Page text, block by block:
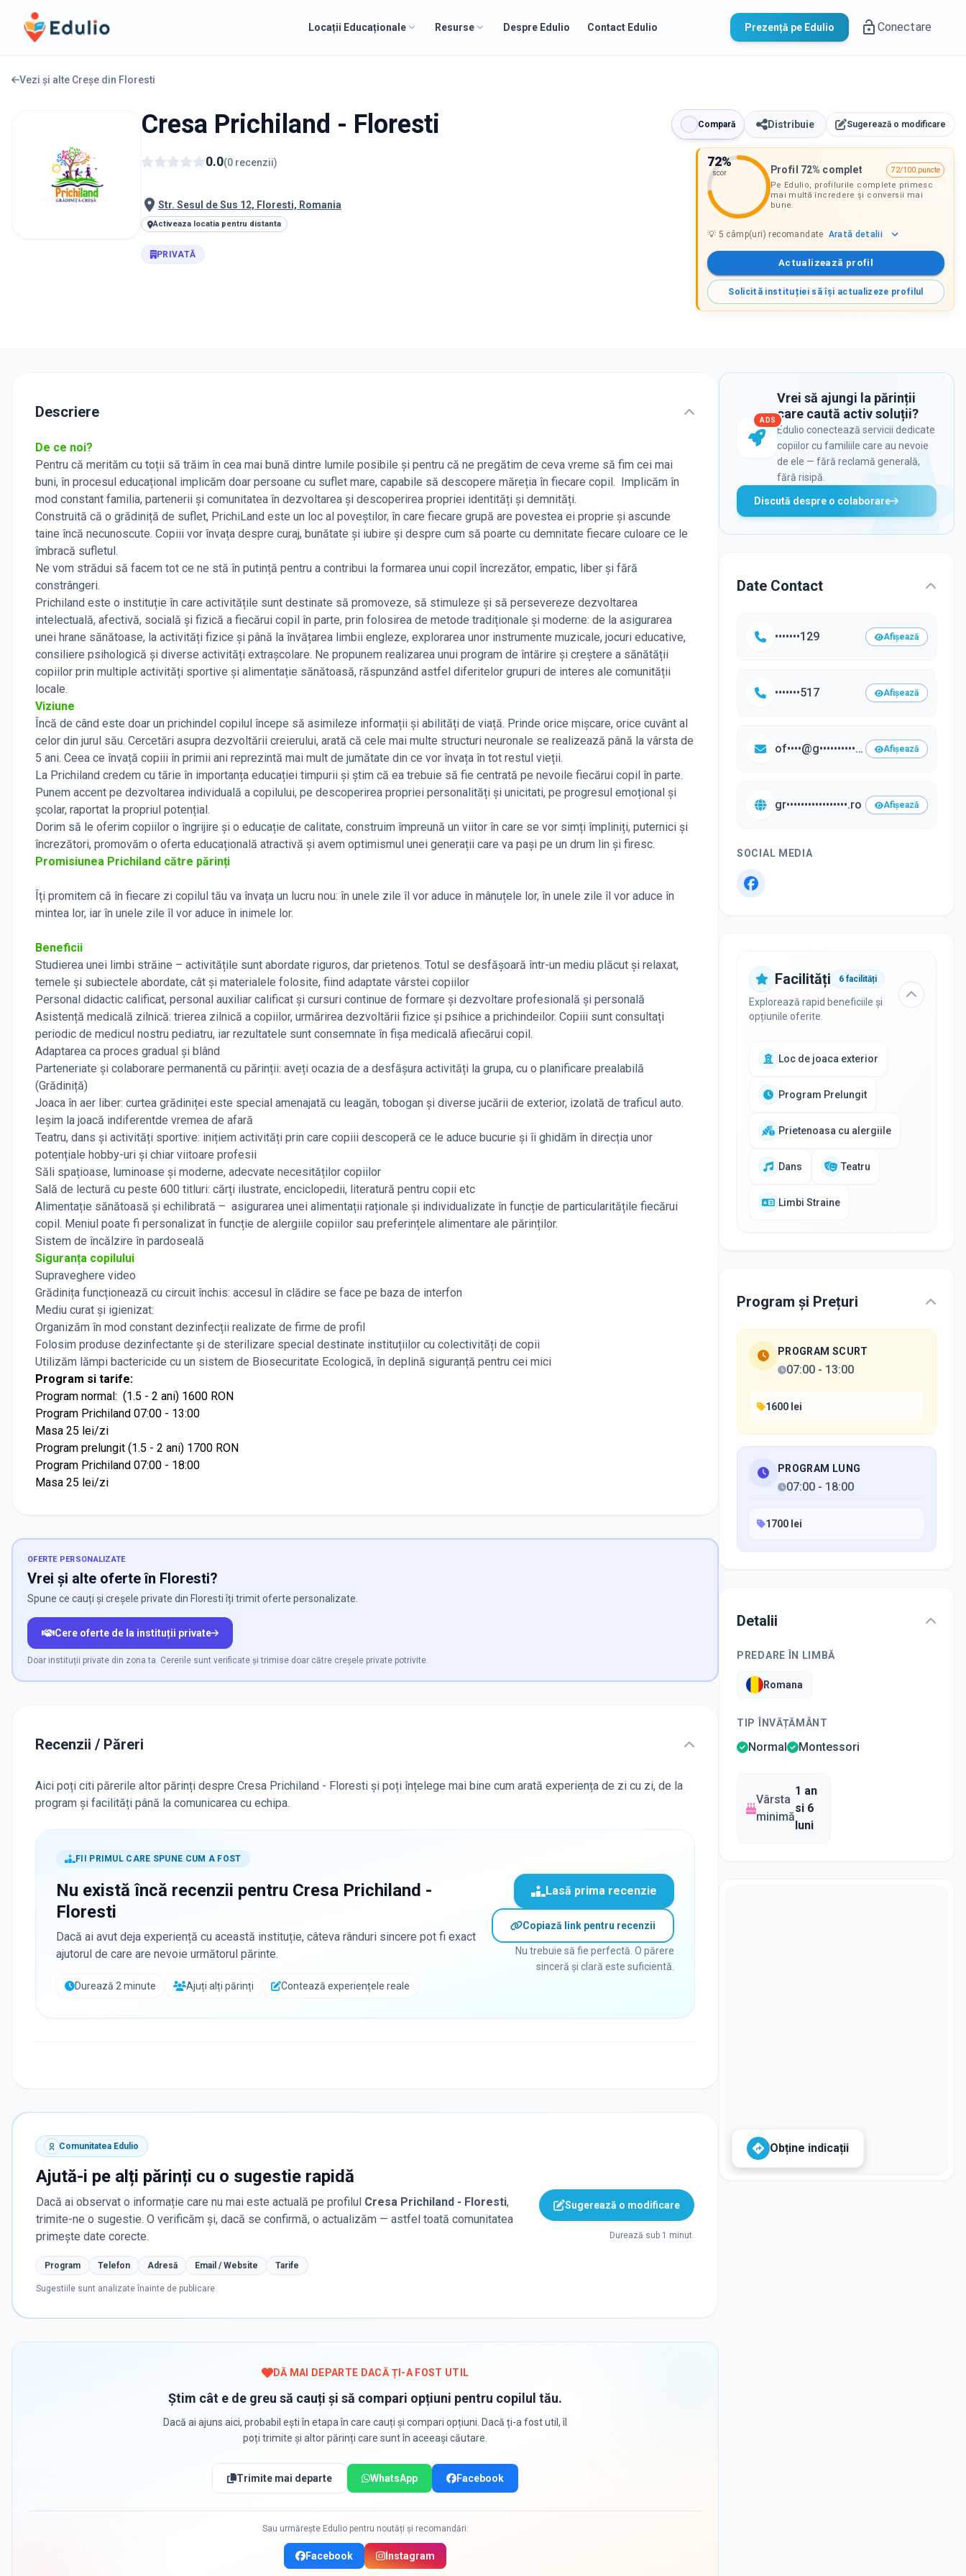
Edulio
Locații Educaționale Resurse Despre Edulio Contact Edulio Prezență pe Edulio Conectare
Vezi și alte Creșe din Floresti
Cresa Prichiland - Floresti Compară Distribuie Sugerează o modificare
0.0(0 recenzii)
Str. Sesul de Sus 12, Floresti, Romania
Activeaza locatia pentru distanta
PRIVATĂ
72%
scor Profil 72% complet
72/100 puncte
Pe Edulio, profilurile complete primesc
mai multă încredere și conversii mai
bune.
💡 5 câmp(uri) recomandate Arată detalii
Actualizează profil
Solicită instituției să își actualizeze profilul
Descriere
De ce noi?
Pentru că merităm cu toții să trăim în cea mai bună dintre lumile posibile și pentru că ne pregătim de ceva vreme să fim cei mai
buni, în procesul educațional implicăm doar persoane cu suflet mare, capabile să descopere măreția în fiecare copil. Implicăm în
mod constant familia, partenerii și comunitatea în dezvoltarea și descoperirea propriei identități și demnități.
Construită că o grădiniță de suflet, PrichiLand este un loc al poveștilor, în care fiecare grupă are povestea ei proprie și ascunde
taine încă necunoscute. Copiii vor învața despre curaj, bunătate și iubire și despre cum să poarte cu demnitate fiecare culoare ce le
îmbracă sufletul.
Ne vom strădui să facem tot ce ne stă în putință pentru a contribui la formarea unui copil încrezător, empatic, liber și fără
constrângeri.
Prichiland este o instituție în care activitățile sunt destinate să promoveze, să stimuleze și să persevereze dezvoltarea
intelectuală, afectivă, socială și fizică a fiecărui copil în parte, prin folosirea de metode tradiționale și moderne: de la asigurarea
unei hrane sănătoase, la activități fizice și până la învățarea limbii engleze, explorarea unor instrumente muzicale, jocuri educative,
consiliere psihologică și diverse activități extrașcolare. Ne propunem realizarea unui program de întărire și creștere a sănătății
copiilor prin multiple activități sportive și alimentație sănătoasă, răspunzând astfel diferitelor grupuri de interes ale comunității
locale.
Viziune
Încă de când este doar un prichindel copilul începe să asimileze informații și abilități de viață. Prinde orice mișcare, orice cuvânt al
celor din jurul său. Cercetări asupra dezvoltării creierului, arată că cele mai multe structuri neuronale se realizează până la vârsta de
5 ani. Ceea ce învață copiii în primii ani reprezintă mai mult de jumătate din ce vor învața în tot restul vieții.
La Prichiland credem cu tărie în importanța educației timpurii și știm că ea trebuie să fie centrată pe nevoile fiecărui copil în parte.
Punem accent pe dezvoltarea individuală a copilului, pe descoperirea propriei personalități și unicitati, pe progresul emoțional și
școlar, raportat la propriul potențial.
Dorim să le oferim copiilor o îngrijire și o educație de calitate, construim împreună un viitor în care se vor simți împliniți, puternici și
încrezători, promovăm o oferta educațională atractivă și avem optimismul unei generații care va pași pe un drum lin și firesc.
Promisiunea Prichiland către părinți
Îți promitem că în fiecare zi copilul tău va învața un lucru nou: în unele zile îl vor aduce în mânuțele lor, în unele zile îl vor aduce în
mintea lor, iar în unele zile îl vor aduce în inimele lor.
Beneficii
Studierea unei limbi străine – activitățile sunt abordate riguros, dar prietenos. Totul se desfășoară într-un mediu plăcut și relaxat,
temele și subiectele abordate, cât și materialele folosite, fiind adaptate vârstei copiilor
Personal didactic calificat, personal auxiliar calificat și cursuri continue de formare și dezvoltare profesională și personală
Asistență medicală zilnică: trierea zilnică a copiilor, urmărirea dezvoltării fizice și psihice a prichindeilor. Copiii sunt consultați
periodic de medicul nostru pediatru, iar rezultatele sunt consemnate în fișa medicală afiecărui copil.
Adaptarea ca proces gradual și blând
Parteneriate și colaborare permanentă cu părinții: aveți ocazia de a desfășura activități la grupa, cu o planificare prealabilă
(Grădiniță)
Joaca în aer liber: curtea grădiniței este special amenajată cu leagăn, tobogan și diverse jucării de exterior, izolată de traficul auto.
Ieșim la joacă indiferentde vremea de afară
Teatru, dans și activități sportive: inițiem activități prin care copiii descoperă ce le aduce bucurie și îi ghidăm în direcția unor
potențiale hobby-uri și chiar viitoare profesii
Săli spațioase, luminoase și moderne, adecvate necesităților copiilor
Sală de lectură cu peste 600 titluri: cărți ilustrate, enciclopedii, literatură pentru copii etc
Alimentație sănătoasă și echilibrată – asigurarea unei alimentații raționale și individualizate în funcție de particularitățile fiecărui
copil. Meniul poate fi personalizat în funcție de alergiile copiilor sau preferințele alimentare ale părinților.
Sistem de încălzire în pardoseală
Siguranța copilului
Supraveghere video
Grădinița funcționează cu circuit închis: accesul în clădire se face pe baza de interfon
Mediu curat și igienizat:
Organizăm în mod constant dezinfecții realizate de firme de profil
Folosim produse dezinfectante și de sterilizare special destinate instituțiilor cu colectivități de copii
Utilizăm lămpi bactericide cu un sistem de Biosecuritate Ecologică, în deplină siguranță pentru cei mici
Program si tarife:
Program normal: (1.5 - 2 ani) 1600 RON
Program Prichiland 07:00 - 13:00
Masa 25 lei/zi
Program prelungit (1.5 - 2 ani) 1700 RON
Program Prichiland 07:00 - 18:00
Masa 25 lei/zi
OFERTE PERSONALIZATE
Vrei și alte oferte în Floresti?
Spune ce cauți și creșele private din Floresti îți trimit oferte personalizate.
Cere oferte de la instituții private
Doar instituții private din zona ta. Cererile sunt verificate și trimise doar către creșele private potrivite.
Recenzii / Păreri
Aici poți citi părerile altor părinți despre Cresa Prichiland - Floresti și poți înțelege mai bine cum arată experiența de zi cu zi, de la
program și facilități până la comunicarea cu echipa.
FII PRIMUL CARE SPUNE CUM A FOST
Nu există încă recenzii pentru Cresa Prichiland -
Floresti
Dacă ai avut deja experiență cu această instituție, câteva rânduri sincere pot fi exact
ajutorul de care are nevoie următorul părinte.
Durează 2 minute Ajuți alți părinți Contează experiențele reale
Lasă prima recenzie
Copiază link pentru recenzii
Nu trebuie să fie perfectă. O părere
sinceră și clară este suficientă.
Comunitatea Edulio
Ajută-i pe alți părinți cu o sugestie rapidă
Dacă ai observat o informație care nu mai este actuală pe profilul Cresa Prichiland - Floresti,
trimite-ne o sugestie. O verificăm și, dacă se confirmă, o actualizăm — astfel toată comunitatea
primește date corecte.
Program Telefon Adresă Email / Website Tarife
Sugestiile sunt analizate înainte de publicare.
Sugerează o modificare
Durează sub 1 minut.
DĂ MAI DEPARTE DACĂ ȚI-A FOST UTIL
Știm cât e de greu să cauți și să compari opțiuni pentru copilul tău.
Dacă ai ajuns aici, probabil ești în etapa în care cauți și compari opțiuni. Dacă ți-a fost util, îl
poți trimite și altor părinți care sunt în aceeași căutare.
Trimite mai departe WhatsApp Facebook
Sau urmărește Edulio pentru noutăți și recomandări:
Facebook Instagram
ADS
Vrei să ajungi la părinții
care caută activ soluții?
Edulio conectează servicii dedicate
copiilor cu familiile care au nevoie
de ele — fără reclamă generală,
fără risipă.
Discută despre o colaborare
Date Contact
•••••••129 Afișează
•••••••517 Afișează
of••••@g••••••••••••••••••.roAfișează
gr•••••••••••••••••.ro Afișează
SOCIAL MEDIA
Facilități 6 facilități
Explorează rapid beneficiile și
opțiunile oferite.
Loc de joaca exterior
Program Prelungit
Prietenoasa cu alergiile
Dans Teatru
Limbi Straine
Program și Prețuri
PROGRAM SCURT
07:00 - 13:00
1600 lei
PROGRAM LUNG
07:00 - 18:00
1700 lei
Detalii
PREDARE ÎN LIMBĂ
Romana
TIP ÎNVĂȚĂMÂNT
Normal Montessori
Vârsta
minimă
1 an
si 6
luni
Obține indicații